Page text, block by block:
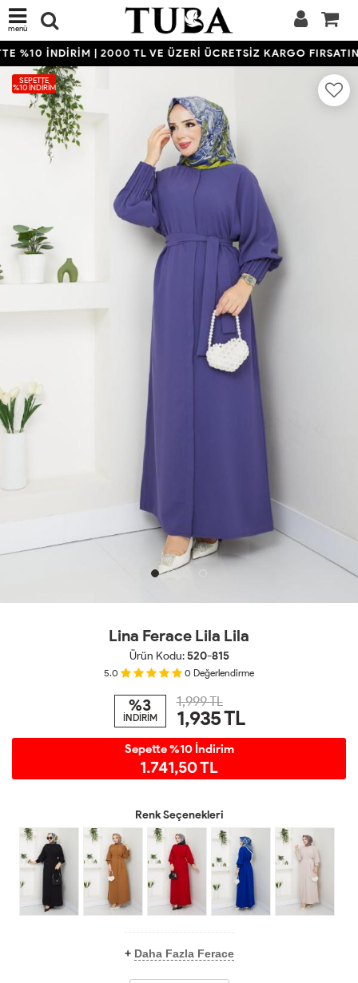
menü
%10 İNDİRİM | 2000 TL VE ÜZERİ ÜCRETSİZ KARGO FIRSATINI
SEPETTE
%10 İNDIRIM
Lina Ferace Lila Lila
Ürün Kodu:520-815
5.0 0 Değerlendirme
%3
İNDİRİM
1,999 TL
1,935TL
Sepette %10 İndirim
1.741,50 TL
Renk Seçenekleri
+ Daha Fazla Ferace